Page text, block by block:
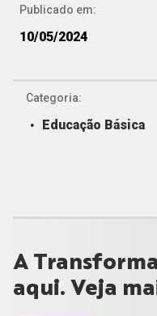
Publicado em:
10/05/2024
Categoria:
Educação Básica
A
aqui. Veja